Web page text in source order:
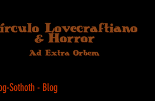
Sothoth - Blog